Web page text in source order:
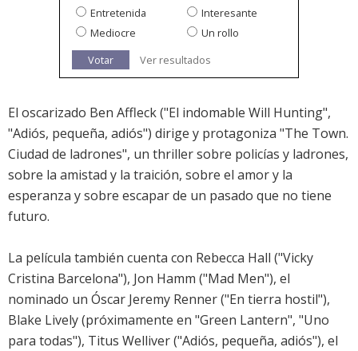
Entretenida
Interesante
Mediocre
Un rollo
Votar
Ver resultados
El oscarizado Ben Affleck ("El indomable Will Hunting",
"Adiós, pequeña, adiós") dirige y protagoniza "The Town.
Ciudad de ladrones", un thriller sobre policías y ladrones,
sobre la amistad y la traición, sobre el amor y la
esperanza y sobre escapar de un pasado que no tiene
futuro.
La película también cuenta con Rebecca Hall ("Vicky
Cristina Barcelona"), Jon Hamm ("Mad Men"), el
nominado un Óscar Jeremy Renner ("En tierra hostil"),
Blake Lively (próximamente en "Green Lantern", "Uno
para todas"), Titus Welliver ("Adiós, pequeña, adiós"), el